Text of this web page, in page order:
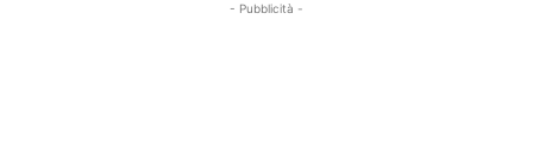
- Pubblicità -